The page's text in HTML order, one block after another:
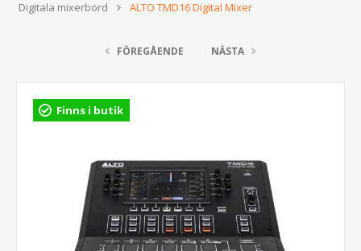
Digitala mixerbord
ALTO TMD16 Digital Mixer
FÖREGÅENDE NÄSTA
Finns i butik